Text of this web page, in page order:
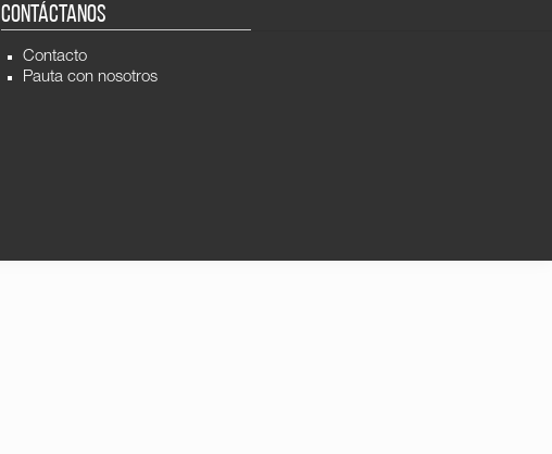
CONTÁCTANOS
Contacto
Pauta con nosotros